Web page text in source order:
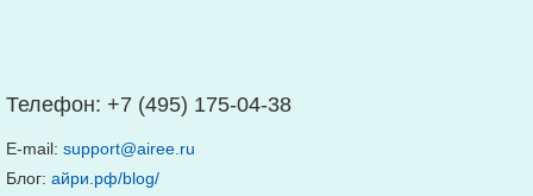
Телефон: +7 (495) 175-04-38
E-mail: support@airee.ru
Блог: айри.рф/blog/